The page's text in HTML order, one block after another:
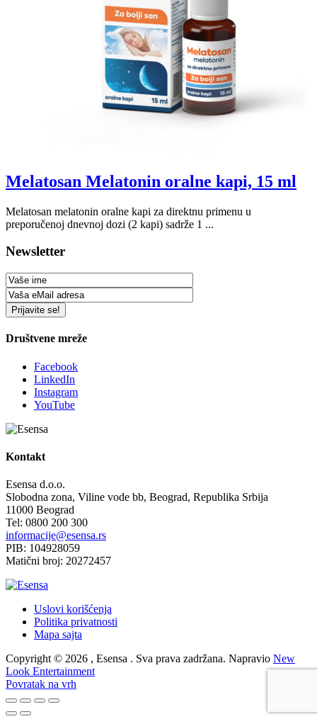
Melatosan Melatonin oralne kapi, 15 ml
Melatosan melatonin oralne kapi za direktnu primenu u
preporučenoj dnevnoj dozi (2 kapi) sadrže 1 ...
Newsletter
Društvene mreže
Facebook
LinkedIn
Instagram
YouTube
Kontakt
Esensa d.o.o.
Slobodna zona, Viline vode bb, Beograd, Republika Srbija
11000 Beograd
Tel: 0800 200 300
informacije@esensa.rs
PIB: 104928059
Matični broj: 20272457
Uslovi korišćenja
Politika privatnosti
Mapa sajta
Copyright © 2026 , Esensa . Sva prava zadržana. Napravio New
Look Entertainment
Povratak na vrh